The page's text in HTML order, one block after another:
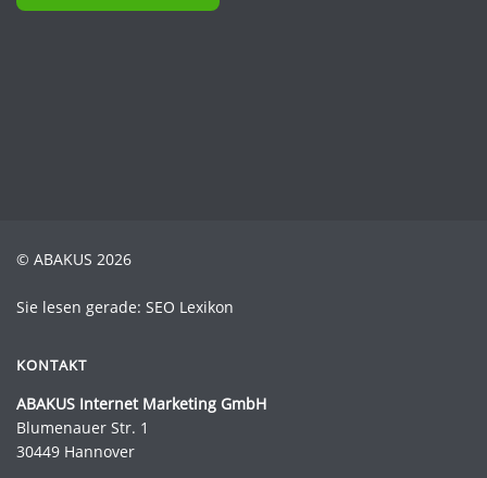
© ABAKUS 2026
Sie lesen gerade: SEO Lexikon
KONTAKT
ABAKUS Internet Marketing GmbH
Blumenauer Str. 1
30449 Hannover